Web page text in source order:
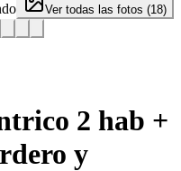
Ver todas las fotos (18)
2 hab +
y